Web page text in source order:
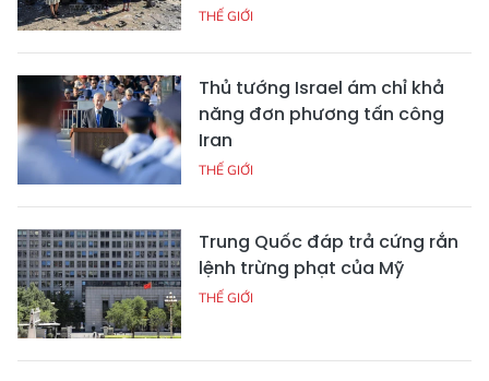
THẾ GIỚI
Thủ tướng Israel ám chỉ khả
năng đơn phương tấn công
Iran
THẾ GIỚI
Trung Quốc đáp trả cứng rắn
lệnh trừng phạt của Mỹ
THẾ GIỚI